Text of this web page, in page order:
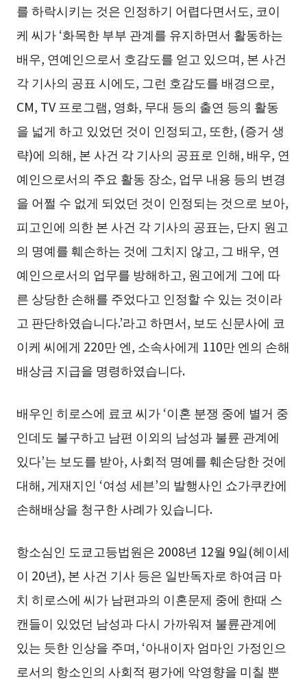
를 하락시키는 것은 인정하기 어렵다면서도, 코이
케 씨가 ‘화목한 부부 관계를 유지하면서 활동하는
배우, 연예인으로서 호감도를 얻고 있으며, 본 사건
각 기사의 공표 시에도, 그런 호감도를 배경으로,
CM, TV 프로그램, 영화, 무대 등의 출연 등의 활동
을 넓게 하고 있었던 것이 인정되고, 또한, (증거 생
략)에 의해, 본 사건 각 기사의 공표로 인해, 배우, 연
예인으로서의 주요 활동 장소, 업무 내용 등의 변경
을 어쩔 수 없게 되었던 것이 인정되는 것으로 보아,
피고인에 의한 본 사건 각 기사의 공표는, 단지 원고
의 명예를 훼손하는 것에 그치지 않고, 그 배우, 연
예인으로서의 업무를 방해하고, 원고에게 그에 따
른 상당한 손해를 주었다고 인정할 수 있는 것이라
고 판단하였습니다.’라고 하면서, 보도 신문사에 코
이케 씨에게 220만 엔, 소속사에게 110만 엔의 손해
배상금 지급을 명령하였습니다.
배우인 히로스에 료코 씨가 ‘이혼 분쟁 중에 별거 중
인데도 불구하고 남편 이외의 남성과 불륜 관계에
있다’는 보도를 받아, 사회적 명예를 훼손당한 것에
대해, 게재지인 ‘여성 세븐’의 발행사인 쇼가쿠칸에
손해배상을 청구한 사례가 있습니다.
항소심인 도쿄고등법원은 2008년 12월 9일(헤이세
이 20년), 본 사건 기사 등은 일반독자로 하여금 마
치 히로스에 씨가 남편과의 이혼문제 중에 한때 스
캔들이 있었던 남성과 다시 가까워져 불륜관계에
있는 듯한 인상을 주며, ‘아내이자 엄마인 가정인으
로서의 항소인의 사회적 평가에 악영향을 미칠 뿐